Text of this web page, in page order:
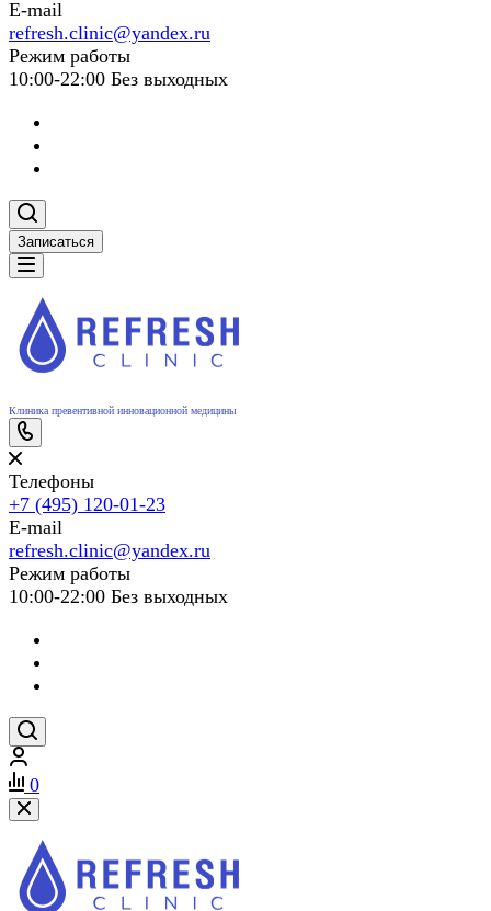
E-mail
refresh.clinic@yandex.ru
Режим работы
10:00-22:00 Без выходных
Записаться
Клиника превентивной инновационной медицины
Телефоны
+7 (495) 120-01-23
E-mail
refresh.clinic@yandex.ru
Режим работы
10:00-22:00 Без выходных
0